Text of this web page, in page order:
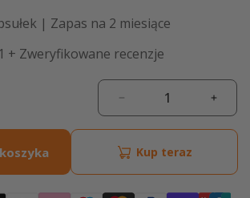
| Zapas na 2 miesiące
+ Zweryfikowane recenzje
Zmniejsz
ilość
Czysty
Kolagen
Morski
ilość
Kup teraz